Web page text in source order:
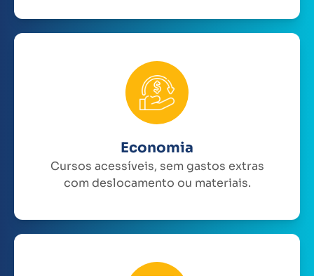
Economia
Cursos acessíveis, sem gastos extras
com deslocamento ou materiais.